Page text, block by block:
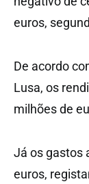
euros,
De acordo
Lusa, os
milhões de
Já os gastos
euros,